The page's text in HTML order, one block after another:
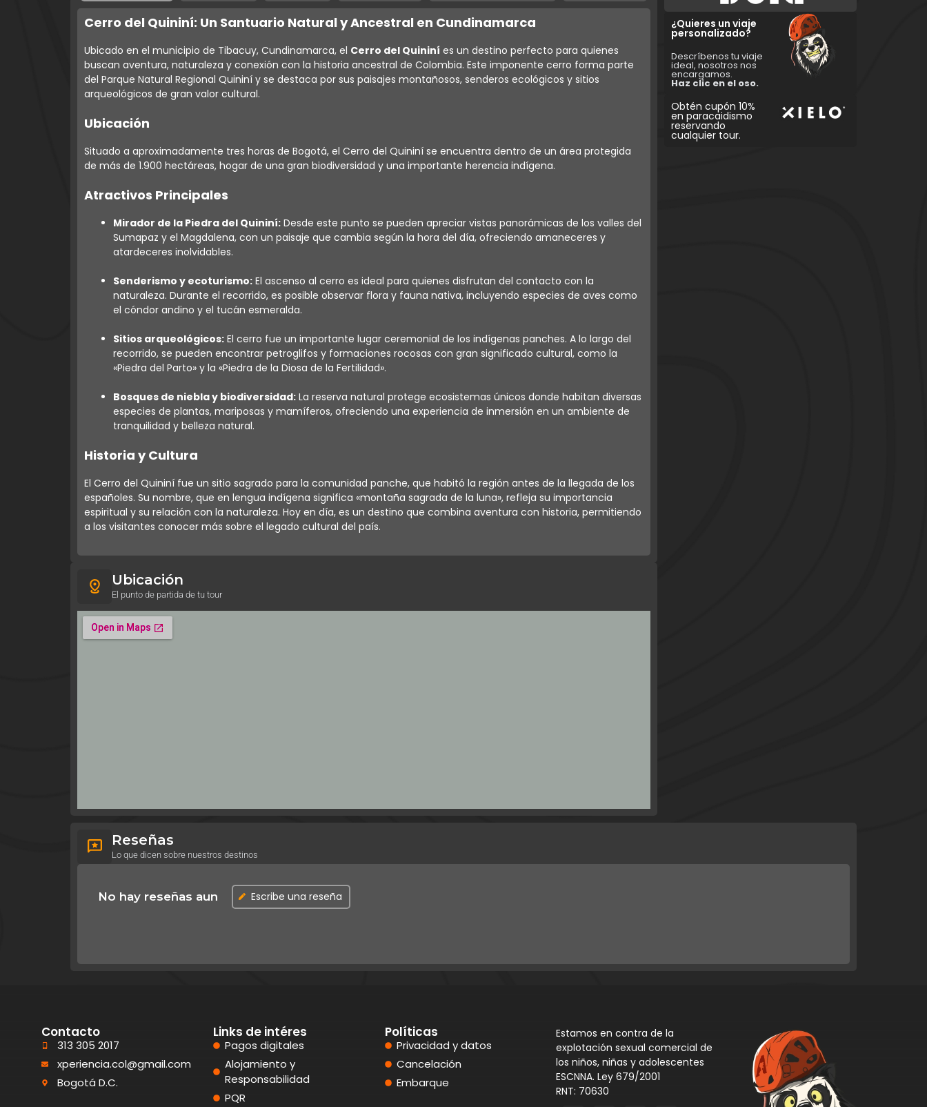
Cerro del Quininí: Un Santuario Natural y Ancestral en Cundinamarca
Ubicado en el municipio de Tibacuy, Cundinamarca, el Cerro del Quininí es un destino perfecto para quienes
buscan aventura, naturaleza y conexión con la historia ancestral de Colombia. Este imponente cerro forma parte
del Parque Natural Regional Quininí y se destaca por sus paisajes montañosos, senderos ecológicos y sitios
arqueológicos de gran valor cultural.
Ubicación
Situado a aproximadamente tres horas de Bogotá, el Cerro del Quininí se encuentra dentro de un área protegida
de más de 1.900 hectáreas, hogar de una gran biodiversidad y una importante herencia indígena.
Atractivos Principales
Mirador de la Piedra del Quininí: Desde este punto se pueden apreciar vistas panorámicas de los valles del
Sumapaz y el Magdalena, con un paisaje que cambia según la hora del día, ofreciendo amaneceres y
atardeceres inolvidables.
Senderismo y ecoturismo: El ascenso al cerro es ideal para quienes disfrutan del contacto con la
naturaleza. Durante el recorrido, es posible observar flora y fauna nativa, incluyendo especies de aves como
el cóndor andino y el tucán esmeralda.
Sitios arqueológicos: El cerro fue un importante lugar ceremonial de los indígenas panches. A lo largo del
recorrido, se pueden encontrar petroglifos y formaciones rocosas con gran significado cultural, como la
«Piedra del Parto» y la «Piedra de la Diosa de la Fertilidad».
Bosques de niebla y biodiversidad: La reserva natural protege ecosistemas únicos donde habitan diversas
especies de plantas, mariposas y mamíferos, ofreciendo una experiencia de inmersión en un ambiente de
tranquilidad y belleza natural.
Historia y Cultura
El Cerro del Quininí fue un sitio sagrado para la comunidad panche, que habitó la región antes de la llegada de los
españoles. Su nombre, que en lengua indígena significa «montaña sagrada de la luna», refleja su importancia
espiritual y su relación con la naturaleza. Hoy en día, es un destino que combina aventura con historia, permitiendo
a los visitantes conocer más sobre el legado cultural del país.
Ubicación
El punto de partida de tu tour
¿Quieres un viaje
personalizado?
Descríbenos tu viaje
ideal, nosotros nos
encargamos.
Haz clic en el oso.
Obtén cupón 10%
en paracaidismo
reservando
cualquier tour.
Reseñas
Lo que dicen sobre nuestros destinos
No hay reseñas aun Escribe una reseña
Contacto
313 305 2017
xperiencia.col@gmail.com
Bogotá D.C.
Links de intéres
Pagos digitales
Alojamiento y
Responsabilidad
PQR
Políticas
Privacidad y datos
Cancelación
Embarque
Estamos en contra de la
explotación sexual comercial de
los niños, niñas y adolescentes
ESCNNA. Ley 679/2001
RNT: 70630